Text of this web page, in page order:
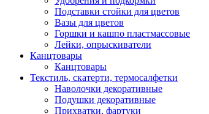
Подставки стойки для цветов
Вазы для цветов
Горшки и кашпо пластмассовые
Лейки, опрыскиватели
Канцтовары
Канцтовары
Текстиль, скатерти, термосалфетки
Наволочки декоративные
Подушки декоративные
Прихватки, фартуки